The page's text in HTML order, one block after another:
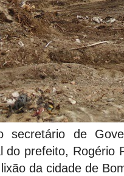
secretário de
do prefeito, Rogério
da cidade de